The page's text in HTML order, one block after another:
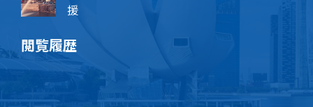
援
閲覧履歴